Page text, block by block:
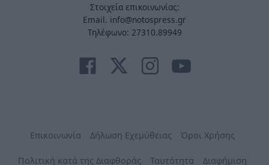
Στοιχεία επικοινωνίας:
Email. info@notospress.gr
Τηλέφωνο: 27310.89949
Επικοινωνία Δήλωση Εχεμύθειας Όροι Χρήσης
Πολιτική κατά της Διαφθοράς Ταυτότητα Διαφήμιση